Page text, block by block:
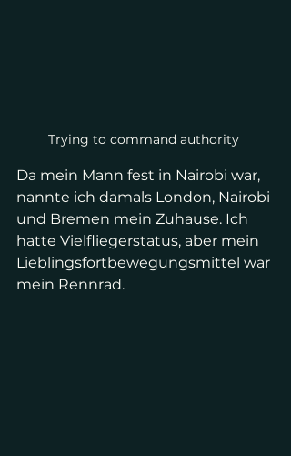
Trying to command authority
Da mein Mann fest in Nairobi war,
nannte ich damals London, Nairobi
und Bremen mein Zuhause. Ich
hatte Vielfliegerstatus, aber mein
Lieblingsfortbewegungsmittel war
mein Rennrad.